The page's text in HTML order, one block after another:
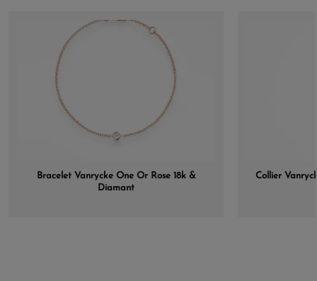
Bracelet Vanrycke One Or Rose 18k &
Diamant
Collier